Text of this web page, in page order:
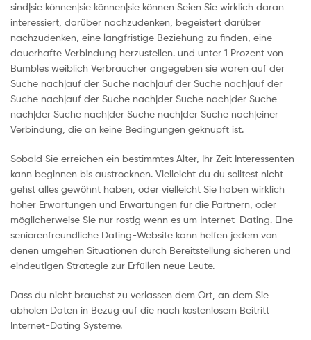
sind|sie können|sie können|sie können Seien Sie wirklich daran
interessiert, darüber nachzudenken, begeistert darüber
nachzudenken, eine langfristige Beziehung zu finden, eine
dauerhafte Verbindung herzustellen. und unter 1 Prozent von
Bumbles weiblich Verbraucher angegeben sie waren auf der
Suche nach|auf der Suche nach|auf der Suche nach|auf der
Suche nach|auf der Suche nach|der Suche nach|der Suche
nach|der Suche nach|der Suche nach|der Suche nach|einer
Verbindung, die an keine Bedingungen geknüpft ist.
Sobald Sie erreichen ein bestimmtes Alter, Ihr Zeit Interessenten
kann beginnen bis austrocknen. Vielleicht du du solltest nicht
gehst alles gewöhnt haben, oder vielleicht Sie haben wirklich
höher Erwartungen und Erwartungen für die Partnern, oder
möglicherweise Sie nur rostig wenn es um Internet-Dating. Eine
seniorenfreundliche Dating-Website kann helfen jedem von
denen umgehen Situationen durch Bereitstellung sicheren und
eindeutigen Strategie zur Erfüllen neue Leute.
Dass du nicht brauchst zu verlassen dem Ort, an dem Sie
abholen Daten in Bezug auf die nach kostenlosem Beitritt
Internet-Dating Systeme.